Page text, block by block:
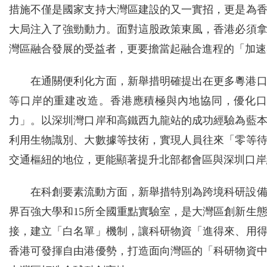
措施不僅是國家支持大灣區建設的又一實招，更是為
大局注入了強勁動力。面對這股政策東風，香港必須
灣區融合發展的受益者，更要擔當起融合進程的「加
在通關便利化方面，新舉措明確提出在更多粵港
等口岸的重建改造。香港應積極與內地協同，優化
力」。以深圳灣口岸和高鐵西九龍站的成功經驗為藍
利用生物識別、大數據等技術，實現人員往來「零等
交通樞紐的地位，更能顯著提升北部都會區與深圳口
在科創要素流動方面，新舉措特別為跨境科研設
界百強大學和15所全國重點實驗室，是大灣區創新生
接，建立「白名單」機制，讓科研物資「進得來、用
香港可發揮自由港優勢，打造面向灣區的「科研物資